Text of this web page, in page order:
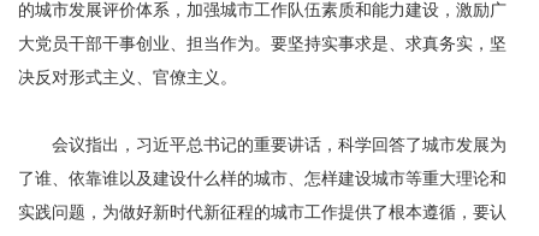
的城市发展评价体系，加强城市工作队伍素质和能力建设，激励广
大党员干部干事创业、担当作为。要坚持实事求是、求真务实，坚
决反对形式主义、官僚主义。
会议指出，习近平总书记的重要讲话，科学回答了城市发展为
了谁、依靠谁以及建设什么样的城市、怎样建设城市等重大理论和
实践问题，为做好新时代新征程的城市工作提供了根本遵循，要认